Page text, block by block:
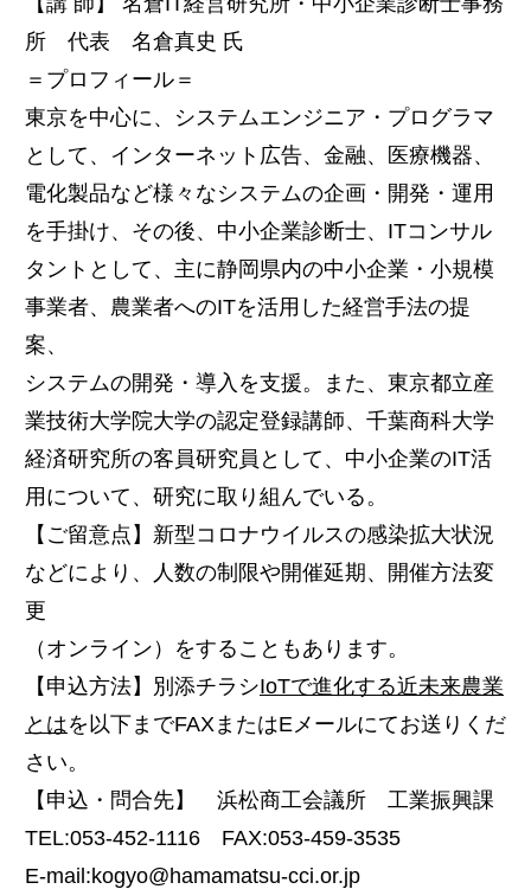
所 代表 名倉真史 氏
＝プロフィール＝
東京を中心に、システムエンジニア・プログラマ
として、インターネット広告、金融、医療機器、
電化製品など様々なシステムの企画・開発・運用
を手掛け、その後、中小企業診断士、ITコンサル
タントとして、主に静岡県内の中小企業・小規模
事業者、農業者へのITを活用した経営手法の提
案、
システムの開発・導入を支援。また、東京都立産
業技術大学院大学の認定登録講師、千葉商科大学
経済研究所の客員研究員として、中小企業のIT活
用について、研究に取り組んでいる。
【ご留意点】新型コロナウイルスの感染拡大状況
などにより、人数の制限や開催延期、開催方法変
更
（オンライン）をすることもあります。
【申込方法】別添チラシIoTで進化する近未来農業
とはを以下までFAXまたはEメールにてお送りくだ
さい。
【申込・問合先】 浜松商工会議所 工業振興課
TEL:053-452-1116 FAX:053-459-3535
E-mail:kogyo@hamamatsu-cci.or.jp